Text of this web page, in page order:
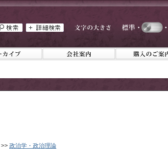
>> 政治学・政治理論